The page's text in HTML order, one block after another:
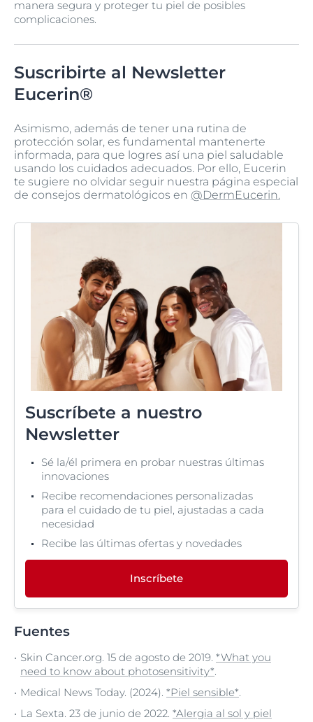
manera segura y proteger tu piel de posibles
complicaciones.
Suscribirte al Newsletter
Eucerin®
Asimismo, además de tener una rutina de
protección solar, es fundamental mantenerte
informada, para que logres así una piel saludable
usando los cuidados adecuados. Por ello, Eucerin
te sugiere no olvidar seguir nuestra página especial
de consejos dermatológicos en @DermEucerin.
Suscríbete a nuestro
Newsletter
Sé la/él primera en probar nuestras últimas
innovaciones
Recibe recomendaciones personalizadas
para el cuidado de tu piel, ajustadas a cada
necesidad
Recibe las últimas ofertas y novedades
Inscríbete
Fuentes
Skin Cancer.org. 15 de agosto de 2019. *What you
need to know about photosensitivity*
Medical News Today. (2024). *Piel sensible*
La Sexta. 23 de junio de 2022. *Alergia al sol y piel